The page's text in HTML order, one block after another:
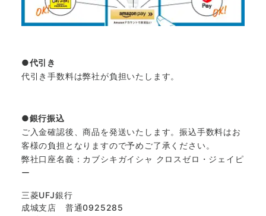
代引き
代引き手数料は弊社が負担いたします。
銀行振込
ご入金確認後、商品を発送いたします。振込手数料はお
客様の負担となりますので予めご了承ください。
弊社口座名義：カブシキガイシャ クロスゼロ・ジェイピ
ー
三菱UFJ銀行
成城支店 普通0925285